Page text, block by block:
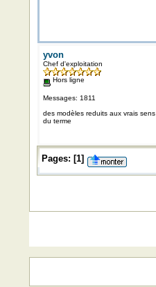
yvon
Chef d'exploitation
Hors ligne
Messages: 1811
des modèles reduits aux vrais sens
du terme
Pages: [1]